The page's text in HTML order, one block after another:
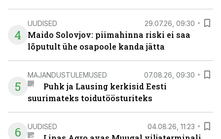
4
UUDISED 29.07.26, 09:30
Maido Solovjov: piimahinna riski ei saa
lõputult ühe osapoole kanda jätta
5
MAJANDUSTULEMUSED 07.08.26, 09:30
Puhk ja Lausing kerkisid Eesti
suurimateks toidutöösturiteks
6 UUDISED 04.08.26, 11:23